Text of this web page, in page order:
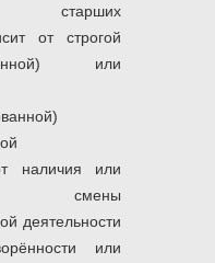
старших
от строгой
или
наличия или
смены
деятельности
или